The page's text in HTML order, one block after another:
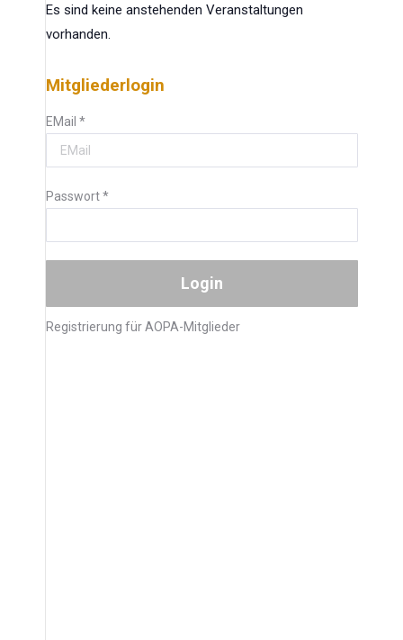
Es sind keine anstehenden Veranstaltungen
vorhanden.
Mitgliederlogin
EMail *
Passwort*
Registrierung für AOPA-Mitglieder